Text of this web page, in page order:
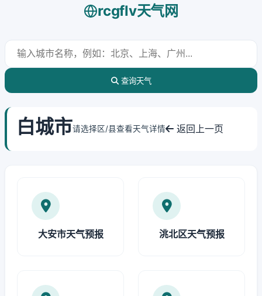
rcgflv天气网
查询天气
白城市请选择区/县查看天气详情 返回上一页
大安市天气预报 洮北区天气预报